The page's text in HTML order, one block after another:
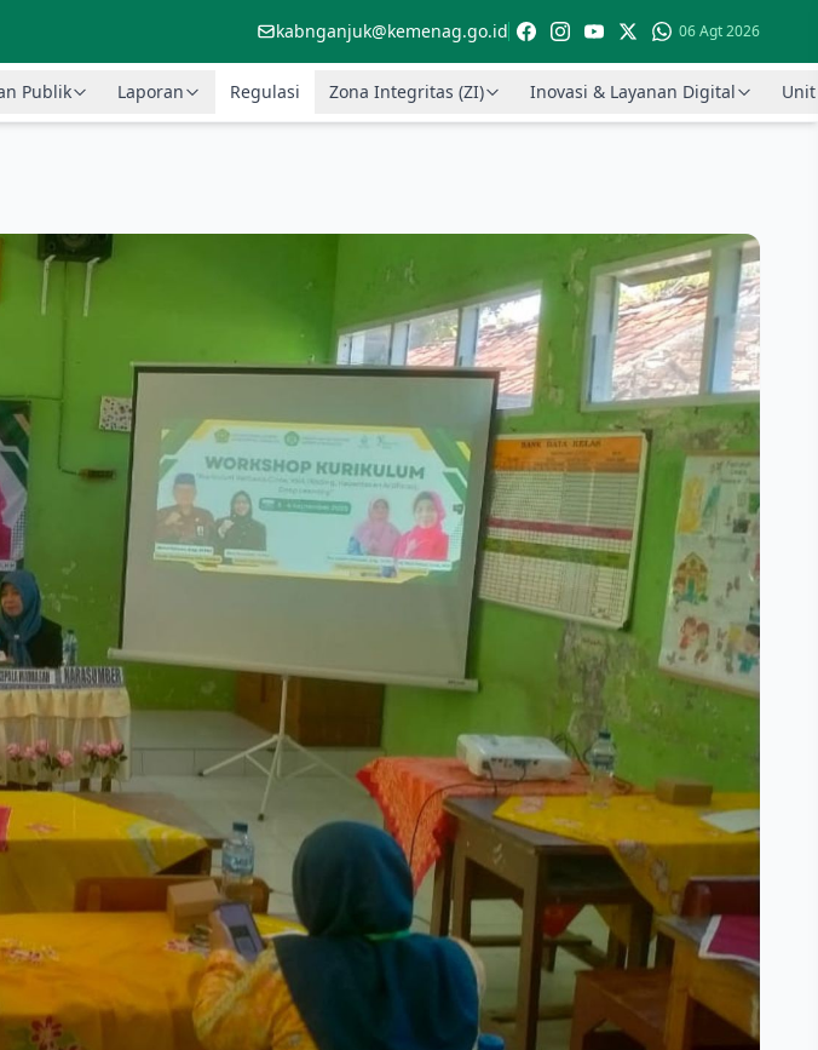
kabnganjuk@kemenag.go.id 06 Agt 2026
Publik Laporan Regulasi Zona Integritas (ZI) Inovasi & Layanan Digital